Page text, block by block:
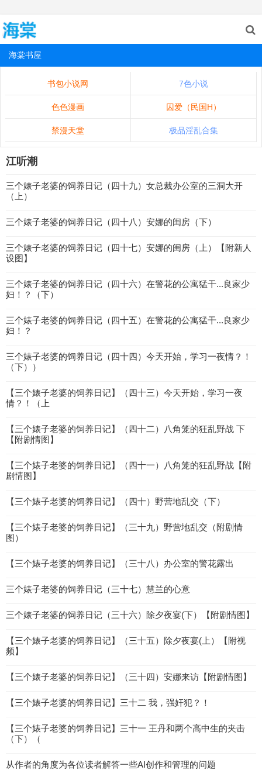
海棠书屋
书包小说网 7色小说
色色漫画 囚爱（民国H）
禁漫天堂 极品淫乱合集
江听潮
三个婊子老婆的饲养日记（四十九）女总裁办公室的三洞大开
（上）
三个婊子老婆的饲养日记（四十八）安娜的闺房（下）
三个婊子老婆的饲养日记（四十七）安娜的闺房（上）【附新人
设图】
三个婊子老婆的饲养日记（四十六）在警花的公寓猛干...良家少
妇！？（下）
三个婊子老婆的饲养日记（四十五）在警花的公寓猛干...良家少
妇！？
三个婊子老婆的饲养日记（四十四）今天开始，学习一夜情？！
（下））
【三个婊子老婆的饲养日记】（四十三）今天开始，学习一夜
情？！（上
【三个婊子老婆的饲养日记】（四十二）八角笼的狂乱野战 下
【附剧情图】
【三个婊子老婆的饲养日记】（四十一）八角笼的狂乱野战【附
剧情图】
【三个婊子老婆的饲养日记】（四十）野营地乱交（下）
【三个婊子老婆的饲养日记】（三十九）野营地乱交（附剧情
图）
【三个婊子老婆的饲养日记】（三十八）办公室的警花露出
三个婊子老婆的饲养日记（三十七）慧兰的心意
三个婊子老婆的饲养日记（三十六）除夕夜宴(下）【附剧情图】
【三个婊子老婆的饲养日记】（三十五）除夕夜宴(上）【附视
频】
【三个婊子老婆的饲养日记】（三十四）安娜来访【附剧情图】
【三个婊子老婆的饲养日记】三十二 我，强奸犯？！
【三个婊子老婆的饲养日记】三十一 王丹和两个高中生的夹击
（下）（
从作者的角度为各位读者解答一些AI创作和管理的问题